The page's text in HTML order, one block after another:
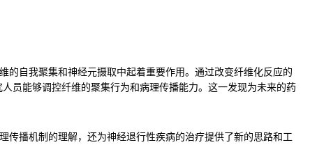
的自我聚集和神经元摄取中起着重要作用。通过改变纤维化反应的
员能够调控纤维的聚集行为和病理传播能力。这一发现为未来的药
传播机制的理解，还为神经退行性疾病的治疗提供了新的思路和工